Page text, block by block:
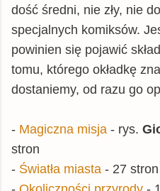
dość średni, nie zły, nie
specjalnych komiksów.
powinien się pojawić
tomu, którego okładkę
dostaniemy, od razu go
- Magiczna misja - rys.
stron
- Światła miasta - 27 stron